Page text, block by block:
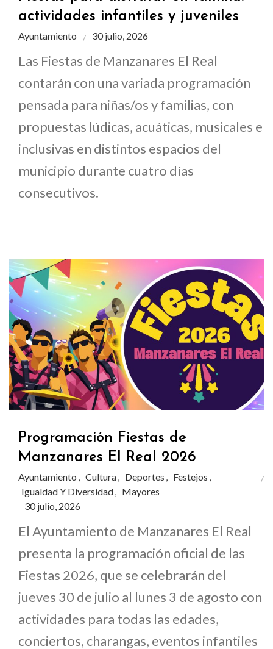
actividades infantiles y juveniles
Ayuntamiento 30 julio, 2026
Las Fiestas de Manzanares El Real
contarán con una variada programación
pensada para niñas/os y familias, con
propuestas lúdicas, acuáticas, musicales e
inclusivas en distintos espacios del
municipio durante cuatro días
consecutivos.
Programación Fiestas de
Manzanares El Real 2026
Ayuntamiento , Cultura, Deportes , Festejos ,
Igualdad Y Diversidad, Mayores
30 julio, 2026
El Ayuntamiento de Manzanares El Real
presenta la programación oficial de las
Fiestas 2026, que se celebrarán del
jueves 30 de julio al lunes 3 de agosto con
actividades para todas las edades,
conciertos, charangas, eventos infantiles